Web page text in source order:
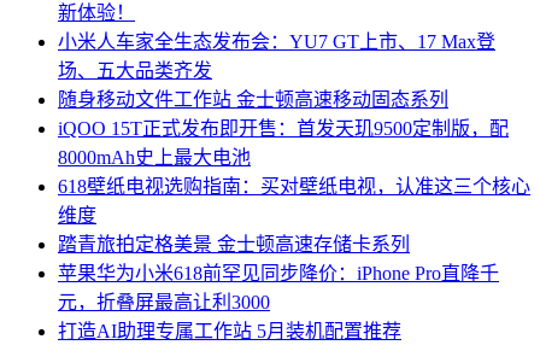
新体验！
小米人车家全生态发布会：YU7 GT上市、17 Max登
场、五大品类齐发
随身移动文件工作站 金士顿高速移动固态系列
iQOO 15T正式发布即开售：首发天玑9500定制版，配
8000mAh史上最大电池
618壁纸电视选购指南：买对壁纸电视，认准这三个核心
维度
踏青旅拍定格美景 金士顿高速存储卡系列
苹果华为小米618前罕见同步降价：iPhone Pro直降千
元，折叠屏最高让利3000
打造AI助理专属工作站 5月装机配置推荐